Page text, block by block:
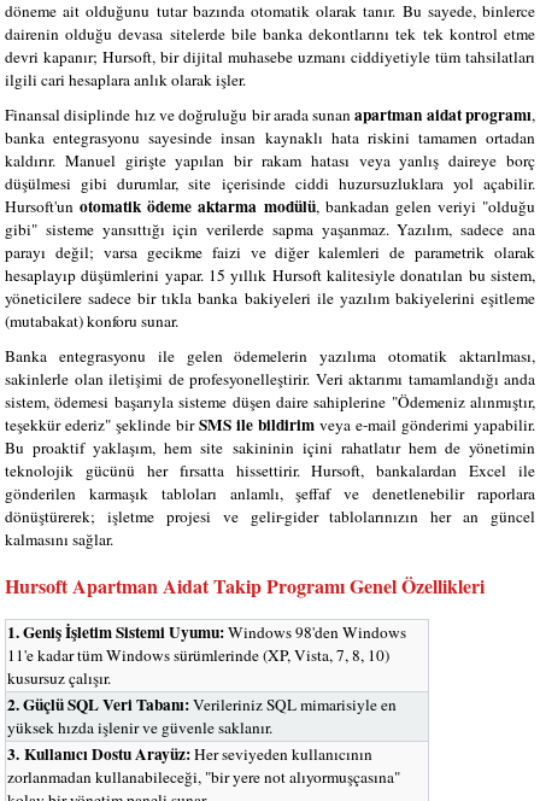
döneme ait olduğunu tutar bazında otomatik olarak tanır. Bu sayede, binlerce
dairenin olduğu devasa sitelerde bile banka dekontlarını tek tek kontrol etme
devri kapanır; Hursoft, bir dijital muhasebe uzmanı ciddiyetiyle tüm tahsilatları
ilgili cari hesaplara anlık olarak işler.
Finansal disiplinde hız ve doğruluğu bir arada sunanapartman aidat programı,
banka entegrasyonu sayesinde insan kaynaklı hata riskini tamamen ortadan
kaldırır. Manuel girişte yapılan bir rakam hatası veya yanlış daireye borç
düşülmesi gibi durumlar, site içerisinde ciddi huzursuzluklara yol açabilir.
Hursoft'unotomatik ödeme aktarma modülü, bankadan gelen veriyi "olduğu
gibi" sisteme yansıttığı için verilerde sapma yaşanmaz. Yazılım, sadece ana
parayı değil; varsa gecikme faizi ve diğer kalemleri de parametrik olarak
hesaplayıp düşümlerini yapar. 15 yıllık Hursoft kalitesiyle donatılan bu sistem,
yöneticilere sadece bir tıkla banka bakiyeleri ile yazılım bakiyelerini eşitleme
(mutabakat) konforu sunar.
Banka entegrasyonu ile gelen ödemelerin yazılıma otomatik aktarılması,
sakinlerle olan iletişimi de profesyonelleştirir. Veri aktarımı tamamlandığı anda
sistem, ödemesi başarıyla sisteme düşen daire sahiplerine "Ödemeniz alınmıştır,
teşekkür ederiz" şeklinde birSMS ile bildirim veya e-mail gönderimi yapabilir.
Bu proaktif yaklaşım, hem site sakininin içini rahatlatır hem de yönetimin
teknolojik gücünü her fırsatta hissettirir. Hursoft, bankalardan Excel ile
gönderilen karmaşık tabloları anlamlı, şeffaf ve denetlenebilir raporlara
dönüştürerek; işletme projesi ve gelir-gider tablolarınızın her an güncel
kalmasını sağlar.
Hursoft Apartman Aidat Takip Programı Genel Özellikleri
1. Geniş İşletim Sistemi Uyumu:Windows 98'den Windows
11'e kadar tüm Windows sürümlerinde (XP, Vista, 7, 8, 10)
kusursuz çalışır.
2. Güçlü SQL Veri Tabanı:Verileriniz SQL mimarisiyle en
yüksek hızda işlenir ve güvenle saklanır.
3. Kullanıcı Dostu Arayüz:Her seviyeden kullanıcının
zorlanmadan kullanabileceği, "bir yere not alıyormuşçasına"